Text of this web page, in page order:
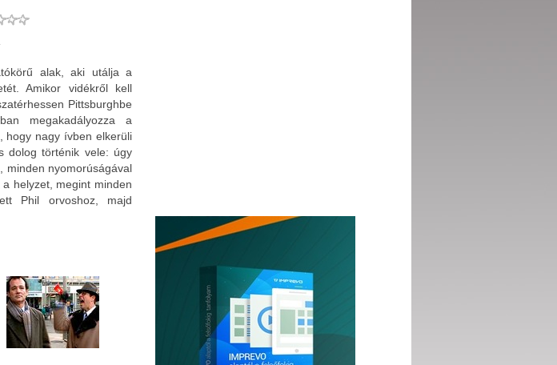
alak, aki utálja a
Amikor vidékről kell
Pittsburghbe
megakadályozza a
hogy nagy ívben elkerüli
dolog történik vele: úgy
minden nyomorúságával
helyzet, megint minden
Phil orvoshoz, majd